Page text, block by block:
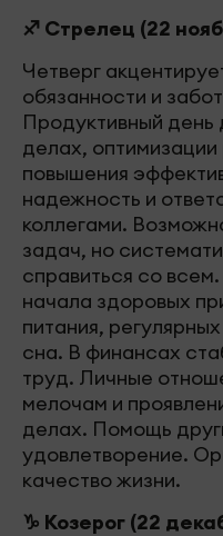
♐ Стрелец (22
Четверг
обязанности и
Продуктивный день
делах,
повышения
надежность и
коллегами.
задач, но
справиться со
начала здоровых
питания,
сна. В финансах
труд. Личные
мелочам и
делах. Помощь
удовлетворение.
качество жизни.
♑ Козерог (22